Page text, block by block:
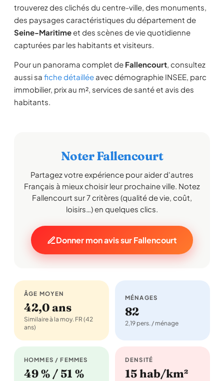
trouverez des clichés du centre-ville, des monuments,
des paysages caractéristiques du département de
Seine-Maritimeet des scènes de vie quotidienne
capturées par les habitants et visiteurs.
Pour un panorama complet de Fallencourt, consultez
aussi sa fiche détaillée avec démographie INSEE, parc
immobilier, prix au m², services de santé et avis des
habitants.
Noter Fallencourt
Partagez votre expérience pour aider d'autres
Français à mieux choisir leur prochaine ville. Notez
Fallencourt sur 7 critères (qualité de vie, coût,
loisirs…) en quelques clics.
Donner mon avis sur Fallencourt
ÂGE MOYEN
42,0 ans
Similaire à la moy. FR (42
ans)
MÉNAGES
82
2,19 pers. / ménage
HOMMES / FEMMES
49 % / 51 %
DENSITÉ
15 hab/km²